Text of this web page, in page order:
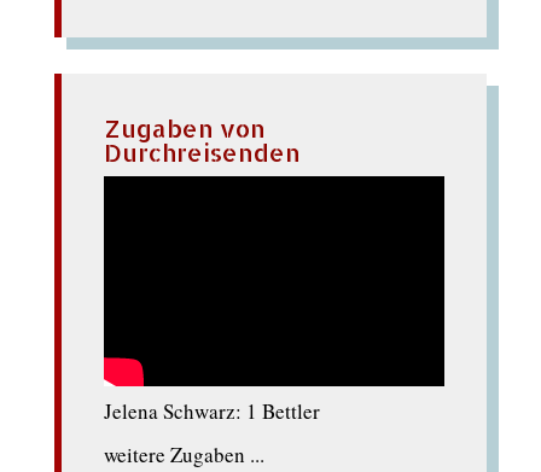
Zugaben von
Durchreisenden
Jelena Schwarz: 1 Bettler
weitere Zugaben ...